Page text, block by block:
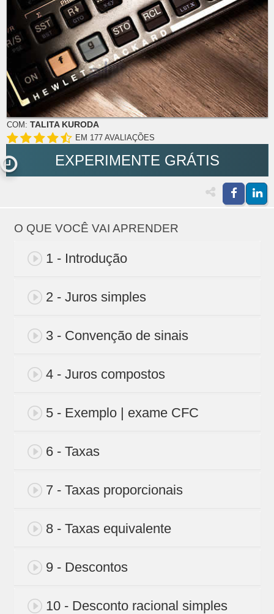
COM: TALITA KURODA
EM 177 AVALIAÇÕES
EXPERIMENTE GRÁTIS
O QUE VOCÊ VAI APRENDER
1 - Introdução
2 - Juros simples
3 - Convenção de sinais
4 - Juros compostos
5 - Exemplo | exame CFC
6 - Taxas
7 - Taxas proporcionais
8 - Taxas equivalente
9 - Descontos
10 - Desconto racional simples